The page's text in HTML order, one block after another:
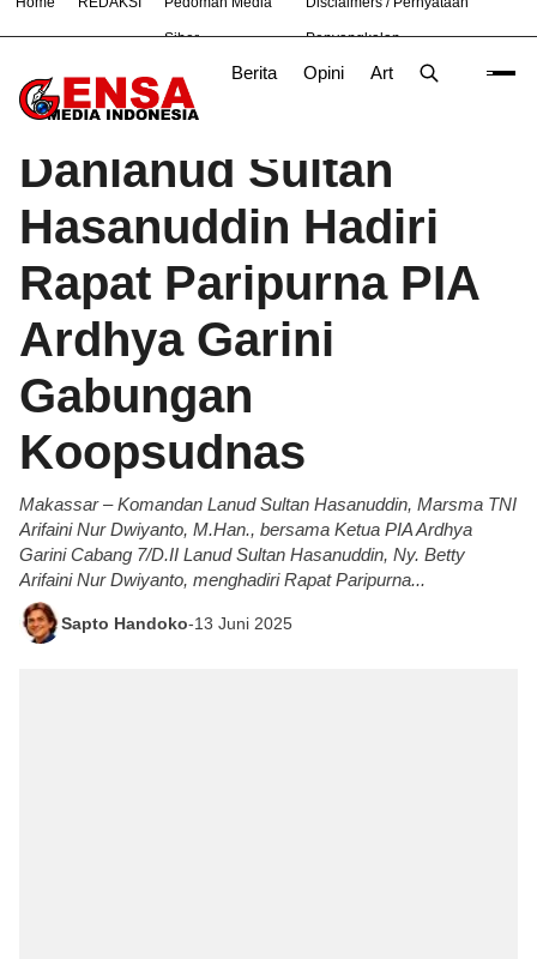
Siber Penyangkalan
Berita Opini Artikel
# Bandung Bekasi Hukum Nasional News TNI
Beranda/Berita
Danlanud Sultan
Hasanuddin Hadiri
Rapat Paripurna PIA
Ardhya Garini
Gabungan
Koopsudnas
Makassar – Komandan Lanud Sultan Hasanuddin, Marsma TNI
Arifaini Nur Dwiyanto, M.Han., bersama Ketua PIA Ardhya
Garini Cabang 7/D.II Lanud Sultan Hasanuddin, Ny. Betty
Arifaini Nur Dwiyanto, menghadiri Rapat Paripurna...
Sapto Handoko-13 Juni 2025